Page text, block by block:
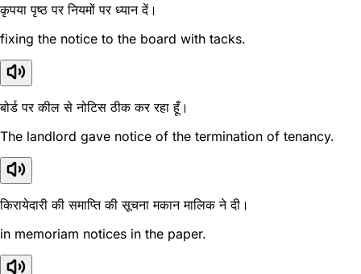
कृपया पृष्ठ पर नियमों पर ध्यान दें।
fixing the notice to the board with tacks.
बोर्ड पर कील से नोटिस ठीक कर रहा हूँ।
The landlord gave notice of the termination of tenancy.
किरायेदारी की समाप्ति की सूचना मकान मालिक ने दी।
in memoriam notices in the paper.